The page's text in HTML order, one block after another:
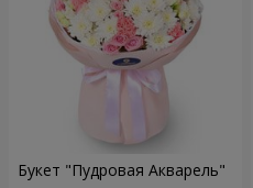
Букет "Пудровая Акварель"